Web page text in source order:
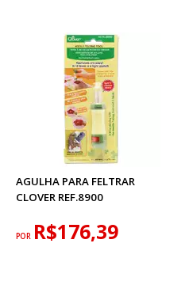
AGULHA PARA FELTRAR
CLOVER REF.8900
POR R$176,39